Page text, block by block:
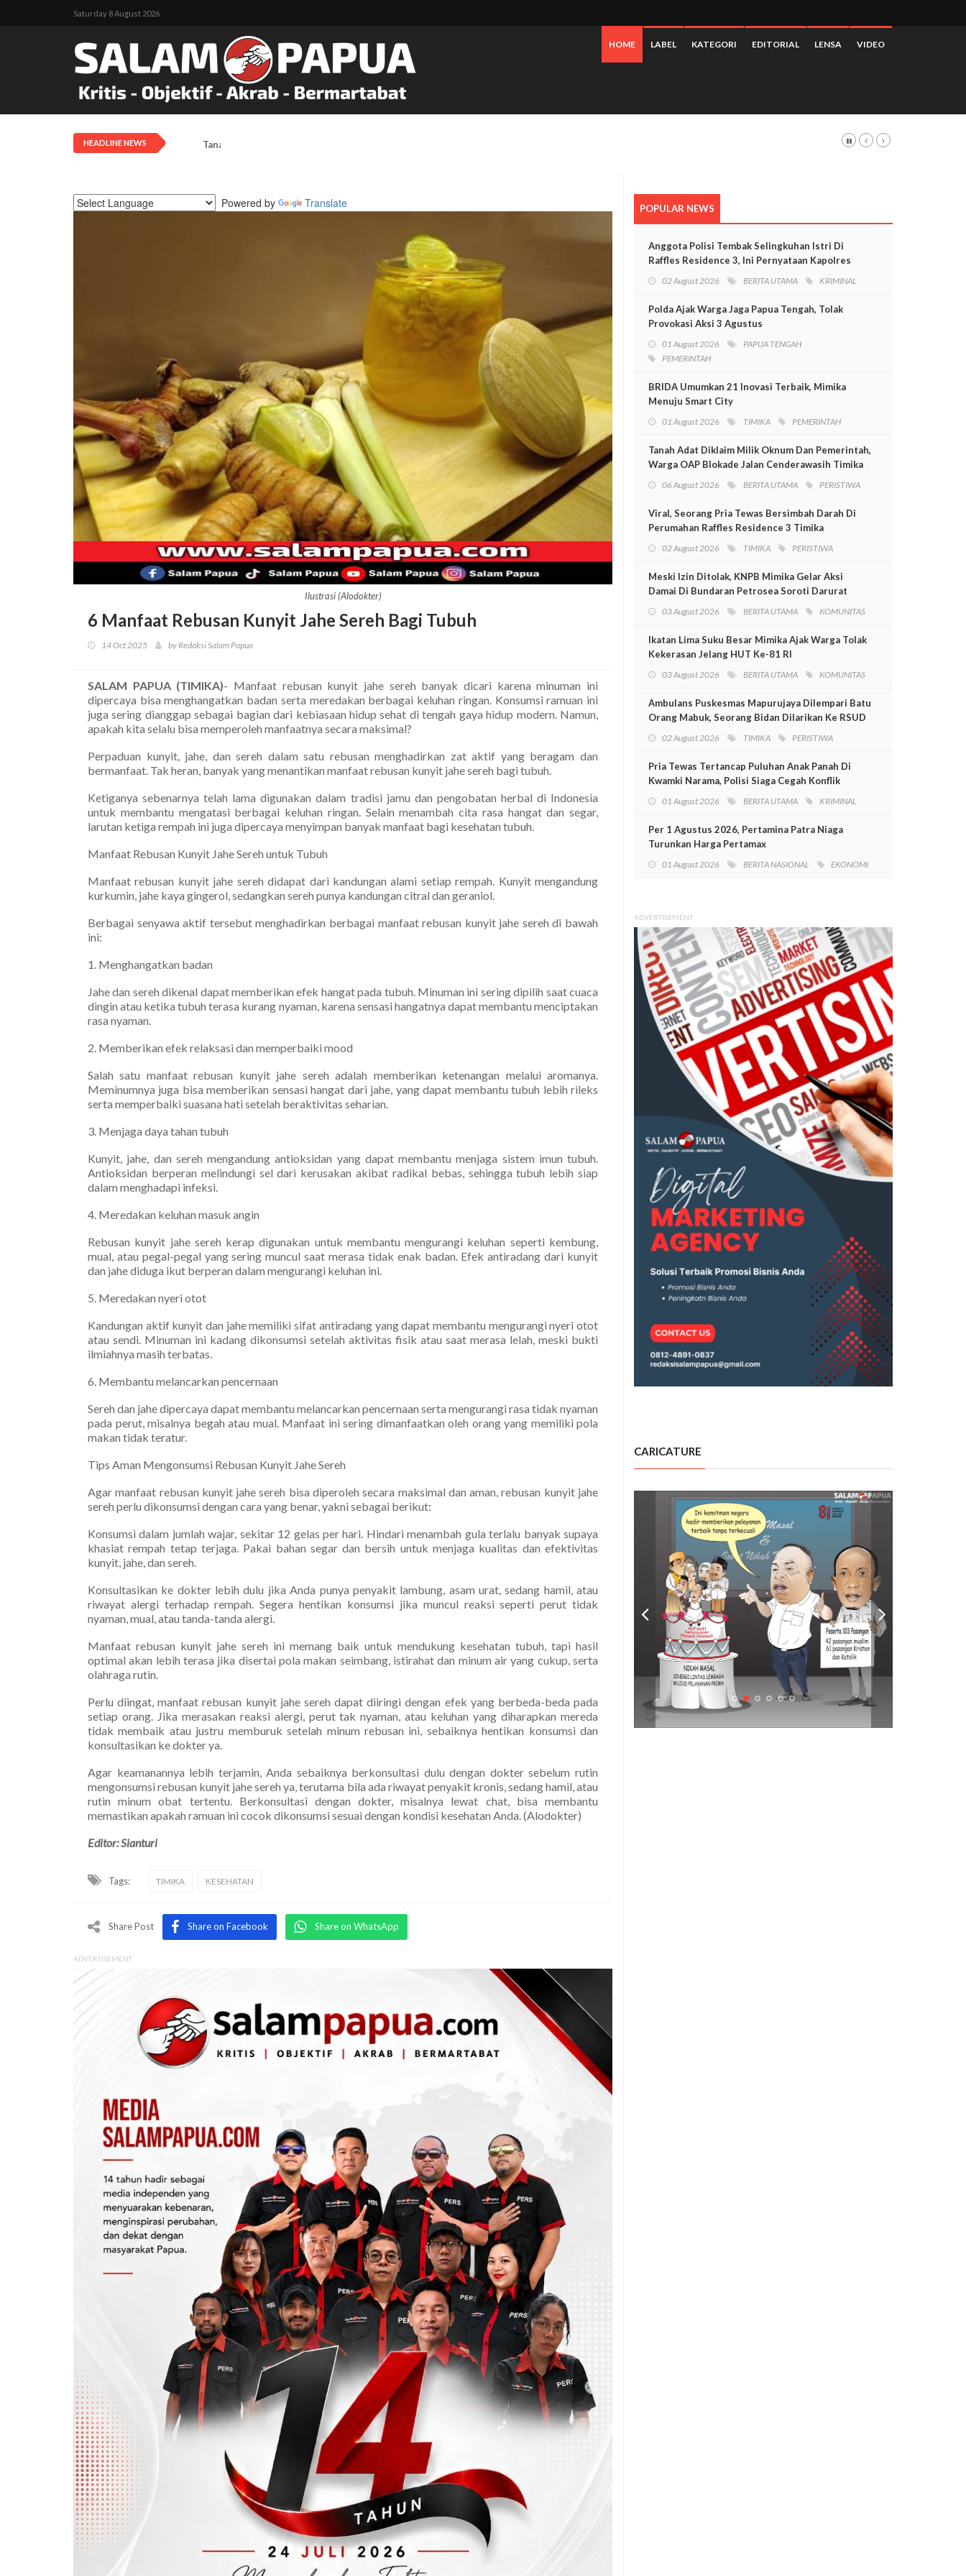
Saturday 8 August 2026
HOME LABEL KATEGORI EDITORIAL LENSA VIDEO
HEADLINE NEWS Tanah Adat Diklaim Milik Oknum Dan Pemerintah, Warga OAP Blokade Jalan Cenderawasih Timika
Powered by Translate
Ilustrasi (Alodokter)
6 Manfaat Rebusan Kunyit Jahe Sereh Bagi Tubuh
14 Oct 2025 by Redaksi Salam Papua
SALAM PAPUA (TIMIKA)- Manfaat rebusan kunyit jahe sereh banyak dicari karena minuman ini
dipercaya bisa menghangatkan badan serta meredakan berbagai keluhan ringan. Konsumsi ramuan ini
juga sering dianggap sebagai bagian dari kebiasaan hidup sehat di tengah gaya hidup modern. Namun,
apakah kita selalu bisa memperoleh manfaatnya secara maksimal?
Perpaduan kunyit, jahe, dan sereh dalam satu rebusan menghadirkan zat aktif yang beragam dan
bermanfaat. Tak heran, banyak yang menantikan manfaat rebusan kunyit jahe sereh bagi tubuh.
Ketiganya sebenarnya telah lama digunakan dalam tradisi jamu dan pengobatan herbal di Indonesia
untuk membantu mengatasi berbagai keluhan ringan. Selain menambah cita rasa hangat dan segar,
larutan ketiga rempah ini juga dipercaya menyimpan banyak manfaat bagi kesehatan tubuh.
Manfaat Rebusan Kunyit Jahe Sereh untuk Tubuh
Manfaat rebusan kunyit jahe sereh didapat dari kandungan alami setiap rempah. Kunyit mengandung
kurkumin, jahe kaya gingerol, sedangkan sereh punya kandungan citral dan geraniol.
Berbagai senyawa aktif tersebut menghadirkan berbagai manfaat rebusan kunyit jahe sereh di bawah
ini:
1. Menghangatkan badan
Jahe dan sereh dikenal dapat memberikan efek hangat pada tubuh. Minuman ini sering dipilih saat cuaca
dingin atau ketika tubuh terasa kurang nyaman, karena sensasi hangatnya dapat membantu menciptakan
rasa nyaman.
2. Memberikan efek relaksasi dan memperbaiki mood
Salah satu manfaat rebusan kunyit jahe sereh adalah memberikan ketenangan melalui aromanya.
Meminumnya juga bisa memberikan sensasi hangat dari jahe, yang dapat membantu tubuh lebih rileks
serta memperbaiki suasana hati setelah beraktivitas seharian.
3. Menjaga daya tahan tubuh
Kunyit, jahe, dan sereh mengandung antioksidan yang dapat membantu menjaga sistem imun tubuh.
Antioksidan berperan melindungi sel dari kerusakan akibat radikal bebas, sehingga tubuh lebih siap
dalam menghadapi infeksi.
4. Meredakan keluhan masuk angin
Rebusan kunyit jahe sereh kerap digunakan untuk membantu mengurangi keluhan seperti kembung,
mual, atau pegal-pegal yang sering muncul saat merasa tidak enak badan. Efek antiradang dari kunyit
dan jahe diduga ikut berperan dalam mengurangi keluhan ini.
5. Meredakan nyeri otot
Kandungan aktif kunyit dan jahe memiliki sifat antiradang yang dapat membantu mengurangi nyeri otot
atau sendi. Minuman ini kadang dikonsumsi setelah aktivitas fisik atau saat merasa lelah, meski bukti
ilmiahnya masih terbatas.
6. Membantu melancarkan pencernaan
Sereh dan jahe dipercaya dapat membantu melancarkan pencernaan serta mengurangi rasa tidak nyaman
pada perut, misalnya begah atau mual. Manfaat ini sering dimanfaatkan oleh orang yang memiliki pola
makan tidak teratur.
Tips Aman Mengonsumsi Rebusan Kunyit Jahe Sereh
Agar manfaat rebusan kunyit jahe sereh bisa diperoleh secara maksimal dan aman, rebusan kunyit jahe
sereh perlu dikonsumsi dengan cara yang benar, yakni sebagai berikut:
Konsumsi dalam jumlah wajar, sekitar 12 gelas per hari. Hindari menambah gula terlalu banyak supaya
khasiat rempah tetap terjaga. Pakai bahan segar dan bersih untuk menjaga kualitas dan efektivitas
kunyit, jahe, dan sereh.
Konsultasikan ke dokter lebih dulu jika Anda punya penyakit lambung, asam urat, sedang hamil, atau
riwayat alergi terhadap rempah. Segera hentikan konsumsi jika muncul reaksi seperti perut tidak
nyaman, mual, atau tanda-tanda alergi.
Manfaat rebusan kunyit jahe sereh ini memang baik untuk mendukung kesehatan tubuh, tapi hasil
optimal akan lebih terasa jika disertai pola makan seimbang, istirahat dan minum air yang cukup, serta
olahraga rutin.
Perlu diingat, manfaat rebusan kunyit jahe sereh dapat diiringi dengan efek yang berbeda-beda pada
setiap orang. Jika merasakan reaksi alergi, perut tak nyaman, atau keluhan yang diharapkan mereda
tidak membaik atau justru memburuk setelah minum rebusan ini, sebaiknya hentikan konsumsi dan
konsultasikan ke dokter ya.
Agar keamanannya lebih terjamin, Anda sebaiknya berkonsultasi dulu dengan dokter sebelum rutin
mengonsumsi rebusan kunyit jahe sereh ya, terutama bila ada riwayat penyakit kronis, sedang hamil, atau
rutin minum obat tertentu. Berkonsultasi dengan dokter, misalnya lewat chat, bisa membantu
memastikan apakah ramuan ini cocok dikonsumsi sesuai dengan kondisi kesehatan Anda. (Alodokter)
Editor: Sianturi
Tags: TIMIKA KESEHATAN
Share Post Share on Facebook Share on WhatsApp
ADVERTISEMENT
POPULAR NEWS
Anggota Polisi Tembak Selingkuhan Istri Di
Raffles Residence 3, Ini Pernyataan Kapolres
02 August 2026 BERITA UTAMA KRIMINAL
Polda Ajak Warga Jaga Papua Tengah, Tolak
Provokasi Aksi 3 Agustus
01 August 2026
PAPUA TENGAH
PEMERINTAH
BRIDA Umumkan 21 Inovasi Terbaik, Mimika
Menuju Smart City
01 August 2026 TIMIKA PEMERINTAH
Tanah Adat Diklaim Milik Oknum Dan Pemerintah,
Warga OAP Blokade Jalan Cenderawasih Timika
06 August 2026 BERITA UTAMA PERISTIWA
Viral, Seorang Pria Tewas Bersimbah Darah Di
Perumahan Raffles Residence 3 Timika
02 August 2026 TIMIKA PERISTIWA
Meski Izin Ditolak, KNPB Mimika Gelar Aksi
Damai Di Bundaran Petrosea Soroti Darurat
03 August 2026 BERITA UTAMA KOMUNITAS
Ikatan Lima Suku Besar Mimika Ajak Warga Tolak
Kekerasan Jelang HUT Ke-81 RI
03 August 2026 BERITA UTAMA KOMUNITAS
Ambulans Puskesmas Mapurujaya Dilempari Batu
Orang Mabuk, Seorang Bidan Dilarikan Ke RSUD
02 August 2026 TIMIKA PERISTIWA
Pria Tewas Tertancap Puluhan Anak Panah Di
Kwamki Narama, Polisi Siaga Cegah Konflik
01 August 2026 BERITA UTAMA KRIMINAL
Per 1 Agustus 2026, Pertamina Patra Niaga
Turunkan Harga Pertamax
01 August 2026 BERITA NASIONAL EKONOMI
ADVERTISEMENT
CARICATURE